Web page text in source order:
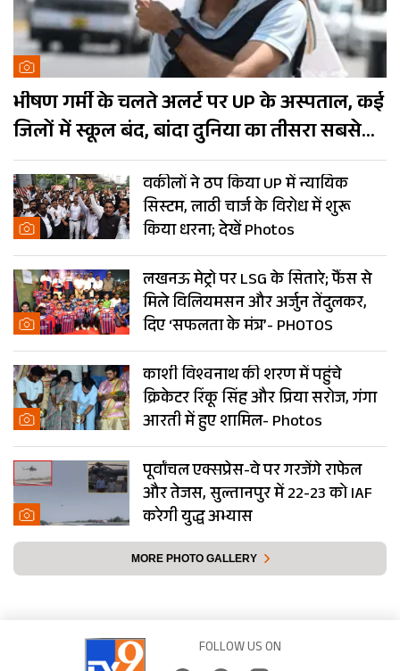
भीषण गर्मी के चलते अलर्ट पर UP के अस्पताल, कई
जिलों में स्कूल बंद, बांदा दुनिया का तीसरा सबसे
गर्म शहर
वकीलों ने ठप किया UP में न्यायिक
सिस्टम, लाठी चार्ज के विरोध में शुरू
किया धरना; देखें Photos
लखनऊ मेट्रो पर LSG के सितारे; फैंस से
मिले विलियमसन और अर्जुन तेंदुलकर,
दिए ‘सफलता के मंत्र’- PHOTOS
काशी विश्वनाथ की शरण में पहुंचे
क्रिकेटर रिंकू सिंह और प्रिया सरोज, गंगा
आरती में हुए शामिल- Photos
पूर्वांचल एक्सप्रेस-वे पर गरजेंगे राफेल
और तेजस, सुल्तानपुर में 22-23 को IAF
करेगी युद्ध अभ्यास
MORE PHOTO GALLERY
FOLLOW US ON